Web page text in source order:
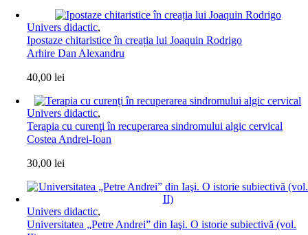
Univers didactic,
Ipostaze chitaristice în creația lui Joaquin Rodrigo
Arhire Dan Alexandru
40,00lei
Univers didactic,
Terapia cu curenţi în recuperarea sindromului algic cervical
Costea Andrei-Ioan
30,00lei
Univers didactic,
Universitatea „Petre Andrei” din Iaşi. O istorie subiectivă (vol.